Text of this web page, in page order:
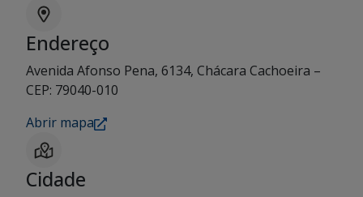
Endereço
Avenida Afonso Pena, 6134, Chácara Cachoeira –
CEP: 79040-010
Abrir mapa
Cidade